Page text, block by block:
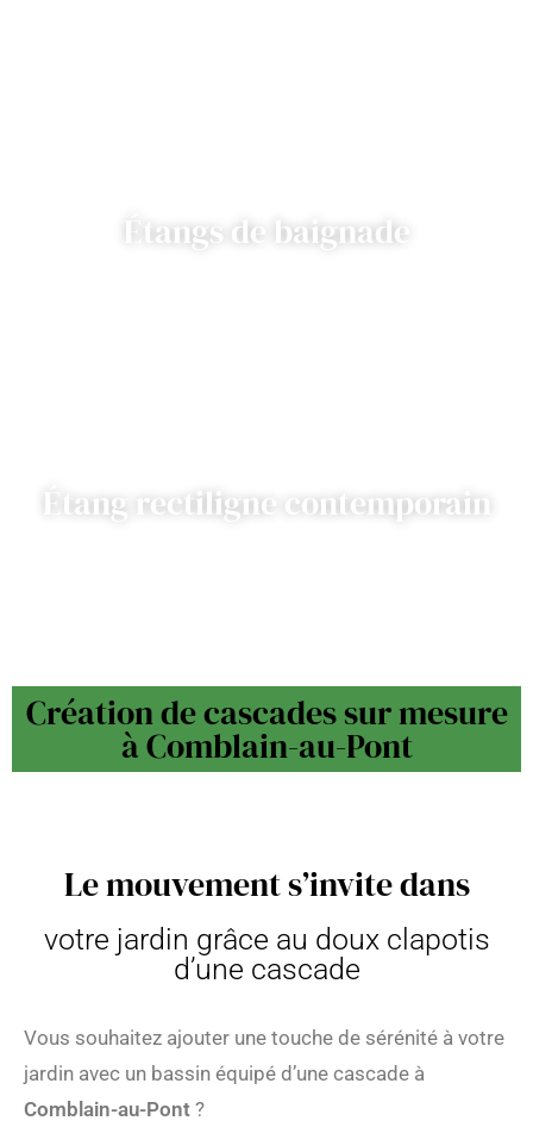
Étangs de baignade
Étang rectiligne contemporain
Création de cascades sur mesure
à Comblain-au-Pont
Le mouvement s’invite dans
votre jardin grâce au doux clapotis
d’une cascade
Vous souhaitez ajouter une touche de sérénité à votre
jardin avec un bassin équipé d’une cascade à
Comblain-au-Pont ?